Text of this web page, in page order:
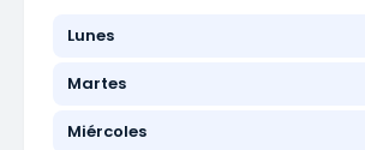
Lunes
Martes
Miércoles